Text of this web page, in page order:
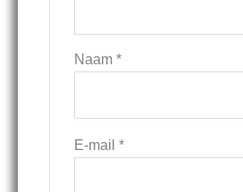
Naam *
E-mail *